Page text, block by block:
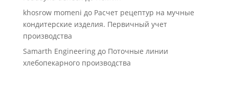
khosrow momeni до Расчет рецептур на мучные
кондитерские изделия. Первичный учет
производства
Samarth Engineeringдо Поточные линии
хлебопекарного производства